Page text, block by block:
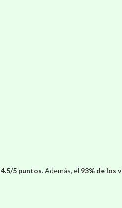
4.5/5 puntos. Además, el 93% de los